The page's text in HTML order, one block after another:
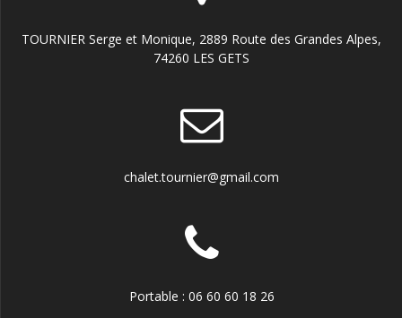
TOURNIER Serge et Monique, 2889 Route des Grandes Alpes,
74260 LES GETS
chalet.tournier@gmail.com
Portable : 06 60 60 18 26